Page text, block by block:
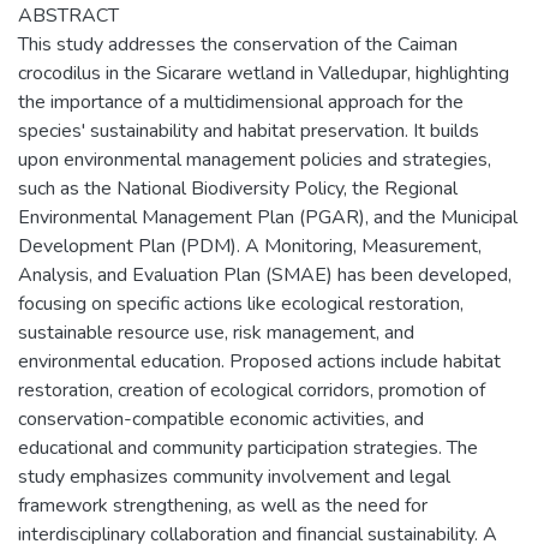
ABSTRACT
This study addresses the conservation of the Caiman
crocodilus in the Sicarare wetland in Valledupar, highlighting
the importance of a multidimensional approach for the
species' sustainability and habitat preservation. It builds
upon environmental management policies and strategies,
such as the National Biodiversity Policy, the Regional
Environmental Management Plan (PGAR), and the Municipal
Development Plan (PDM). A Monitoring, Measurement,
Analysis, and Evaluation Plan (SMAE) has been developed,
focusing on specific actions like ecological restoration,
sustainable resource use, risk management, and
environmental education. Proposed actions include habitat
restoration, creation of ecological corridors, promotion of
conservation-compatible economic activities, and
educational and community participation strategies. The
study emphasizes community involvement and legal
framework strengthening, as well as the need for
interdisciplinary collaboration and financial sustainability. A